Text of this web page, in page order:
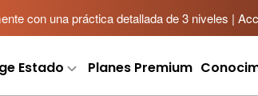
con una práctica detallada de 3 niveles |
Estado Planes Premium